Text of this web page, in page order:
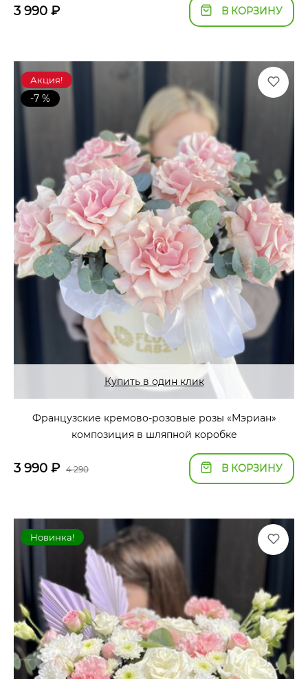
3 990 ₽ В КОРЗИНУ
Акция!
-7 %
Купить в один клик
Французские кремово-розовые розы «Мэриан»
композиция в шляпной коробке
3 990 ₽ 4 290 В КОРЗИНУ
Новинка!